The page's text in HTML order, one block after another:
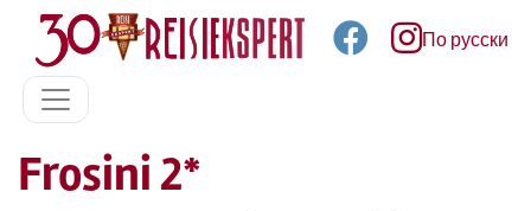
По русски
Frosini 2*